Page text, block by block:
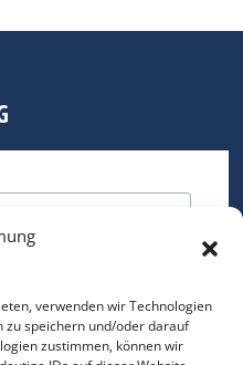
verwenden wir Technologien
zu speichern und/oder darauf
zustimmen, können wir
*